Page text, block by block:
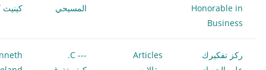
Honorable in
Business
المسيحي
كينيث
ركز تفكيرك
Articles
--- C.